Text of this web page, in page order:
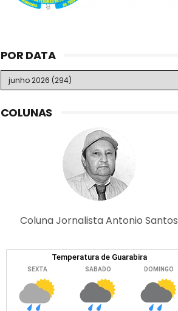
POR DATA
COLUNAS
Coluna Jornalista Antonio Santos